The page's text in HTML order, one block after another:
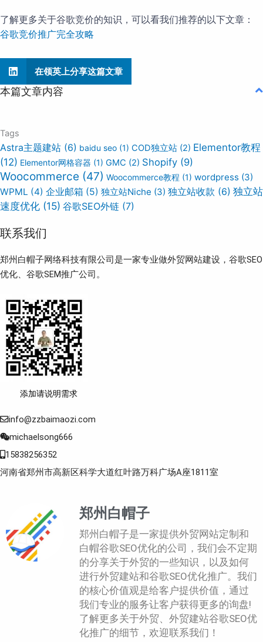
了解更多关于谷歌竞价的知识，可以看我们推荐的以下文章：
谷歌竞价推广完全攻略
在领英上分享这篇文章
本篇文章内容
Tags
Astra主题建站 (6) baidu seo (1) COD独立站 (2) Elementor教程
(12) Elementor网格容器 (1) GMC (2) Shopify (9)
Woocommerce (47) Woocommerce教程 (1) wordpress (3)
WPML (4) 企业邮箱 (5) 独立站Niche (3) 独立站收款 (6) 独立站
速度优化 (15) 谷歌SEO外链 (7)
联系我们
郑州白帽子网络科技有限公司是一家专业做外贸网站建设，谷歌SEO
优化、谷歌SEM推广公司。
添加请说明需求
info@zzbaimaozi.com
michaelsong666
15838256352
河南省郑州市高新区科学大道红叶路万科广场A座1811室
郑州白帽子
郑州白帽子是一家提供外贸网站定制和
白帽谷歌SEO优化的公司，我们会不定期
的分享关于外贸的一些知识，以及如何
进行外贸建站和谷歌SEO优化推广。我们
的核心价值观是给客户提供价值，通过
我们专业的服务让客户获得更多的询盘!
了解更多关于外贸、外贸建站谷歌SEO优
化推广的细节，欢迎联系我们！